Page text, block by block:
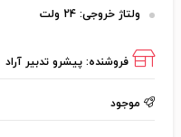
ولتاژ خروجی: 24 ولت
فروشنده: پیشرو تدبیر آراد
موجود